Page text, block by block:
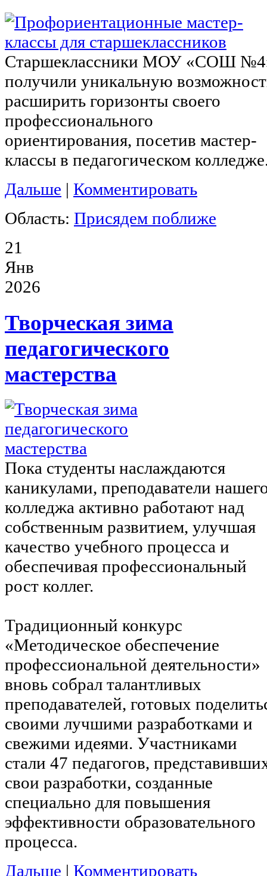
Старшеклассники МОУ «СОШ
получили уникальную
расширить горизонты своего
профессионального
ориентирования, посетив мастер-
классы в педагогическом
Дальше | Комментировать
Область: Присядем поближе
21
Янв
2026
Творческая зима
педагогического
мастерства
Пока студенты наслаждаются
каникулами, преподаватели
колледжа активно работают над
собственным развитием, улучшая
качество учебного процесса и
обеспечивая профессиональный
рост коллег.
Традиционный конкурс
«Методическое обеспечение
профессиональной деятельности»
вновь собрал талантливых
преподавателей, готовых
своими лучшими разработками и
свежими идеями. Участниками
стали 47 педагогов,
свои разработки, созданные
специально для повышения
эффективности образовательного
процесса.
Дальше | Комментировать